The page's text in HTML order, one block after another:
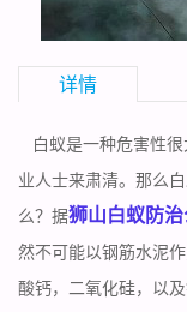
详情
白蚁是一种危害性很
业人士来肃清。那么
么？据狮山白蚁防治
然不可能以钢筋水泥
酸钙，二氧化硅，以